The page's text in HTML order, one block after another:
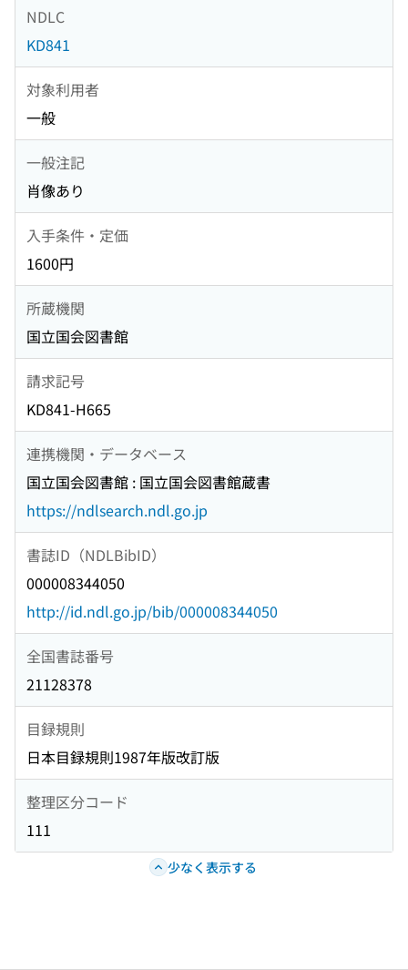
NDLC
KD841
対象利用者
一般
一般注記
肖像あり
入手条件・定価
1600円
所蔵機関
国立国会図書館
請求記号
KD841-H665
連携機関・データベース
国立国会図書館 : 国立国会図書館蔵書
https://ndlsearch.ndl.go.jp
書誌ID（NDLBibID）
000008344050
http://id.ndl.go.jp/bib/000008344050
全国書誌番号
21128378
目録規則
日本目録規則1987年版改訂版
整理区分コード
111
少なく表示する